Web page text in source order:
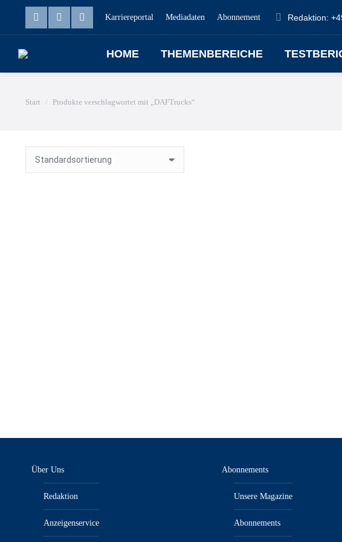
Karriereportal Mediadaten Abonnement Redaktion:
HOME THEMENBEREICHE
Sie befinden sich hier:
Start Produkte verschlagwortet mit „DAFTrucks“
Über Uns
Redaktion
Anzeigenservice
Abonnements
Unsere Magazine
Abonnements